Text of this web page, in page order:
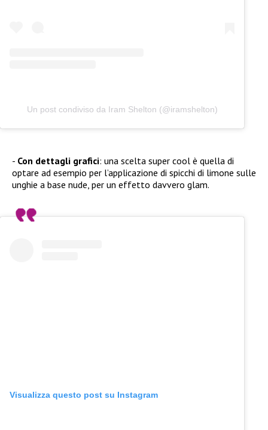
Un post condiviso da Iram Shelton (@iramshelton)
Con dettagli grafici: una scelta super cool è quella di
optare ad esempio per l’applicazione di spicchi di limone sulle
unghie a base nude, per un effetto davvero glam.
Visualizza questo post su Instagram